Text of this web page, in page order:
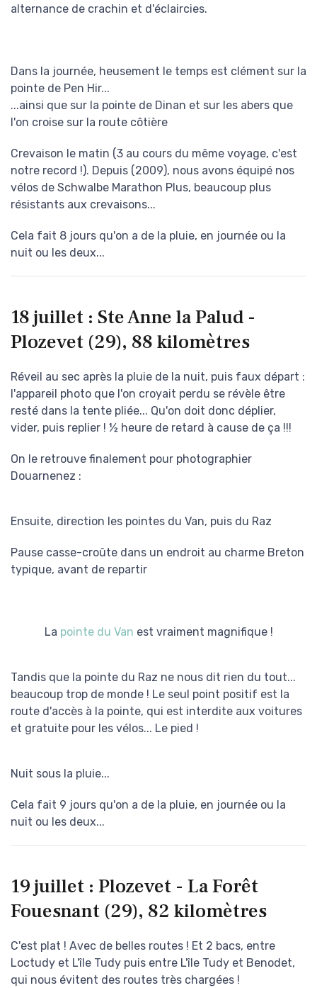
alternance de crachin et d'éclaircies.
Dans la journée, heusement le temps est clément sur la
pointe de Pen Hir...
...ainsi que sur la pointe de Dinan et sur les abers que
l'on croise sur la route côtière
Crevaison le matin (3 au cours du même voyage, c'est
notre record !). Depuis (2009), nous avons équipé nos
vélos de Schwalbe Marathon Plus, beaucoup plus
résistants aux crevaisons...
Cela fait 8 jours qu'on a de la pluie, en journée ou la
nuit ou les deux...
18 juillet : Ste Anne la Palud -
Plozevet (29), 88 kilomètres
Réveil au sec après la pluie de la nuit, puis faux départ :
l'appareil photo que l'on croyait perdu se révèle être
resté dans la tente pliée... Qu'on doit donc déplier,
vider, puis replier ! ½ heure de retard à cause de ça !!!
On le retrouve finalement pour photographier
Douarnenez :
Ensuite, direction les pointes du Van, puis du Raz
Pause casse-croûte dans un endroit au charme Breton
typique, avant de repartir
La pointe du Van est vraiment magnifique !
Tandis que la pointe du Raz ne nous dit rien du tout...
beaucoup trop de monde ! Le seul point positif est la
route d'accès à la pointe, qui est interdite aux voitures
et gratuite pour les vélos... Le pied !
Nuit sous la pluie...
Cela fait 9 jours qu'on a de la pluie, en journée ou la
nuit ou les deux...
19 juillet : Plozevet - La Forêt
Fouesnant (29), 82 kilomètres
C'est plat ! Avec de belles routes ! Et 2 bacs, entre
Loctudy et L'île Tudy puis entre L'île Tudy et Benodet,
qui nous évitent des routes très chargées !